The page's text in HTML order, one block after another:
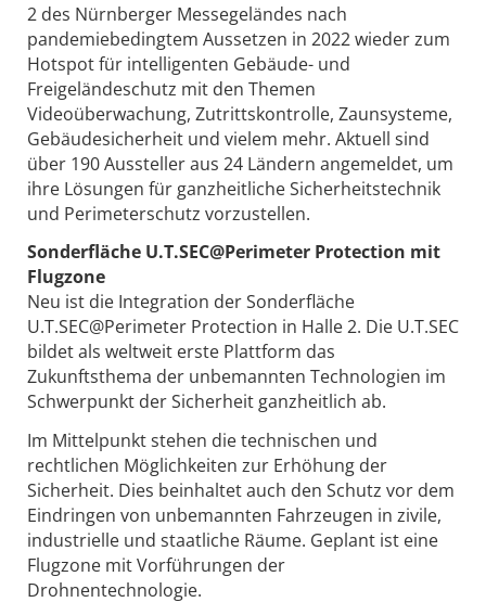
2 des Nürnberger Messegeländes nach
pandemiebedingtem Aussetzen in 2022 wieder zum
Hotspot für intelligenten Gebäude- und
Freigeländeschutz mit den Themen
Videoüberwachung, Zutrittskontrolle, Zaunsysteme,
Gebäudesicherheit und vielem mehr. Aktuell sind
über 190 Aussteller aus 24 Ländern angemeldet, um
ihre Lösungen für ganzheitliche Sicherheitstechnik
und Perimeterschutz vorzustellen.
Sonderfläche U.T.SEC@Perimeter Protection mit
Flugzone
Neu ist die Integration der Sonderfläche
U.T.SEC@Perimeter Protection in Halle 2. Die U.T.SEC
bildet als weltweit erste Plattform das
Zukunftsthema der unbemannten Technologien im
Schwerpunkt der Sicherheit ganzheitlich ab.
Im Mittelpunkt stehen die technischen und
rechtlichen Möglichkeiten zur Erhöhung der
Sicherheit. Dies beinhaltet auch den Schutz vor dem
Eindringen von unbemannten Fahrzeugen in zivile,
industrielle und staatliche Räume. Geplant ist eine
Flugzone mit Vorführungen der
Drohnentechnologie.